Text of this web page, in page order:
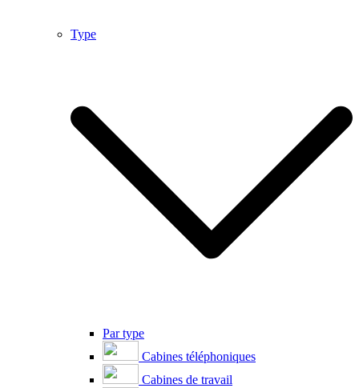
Type
Par type
Cabines téléphoniques
Cabines de travail